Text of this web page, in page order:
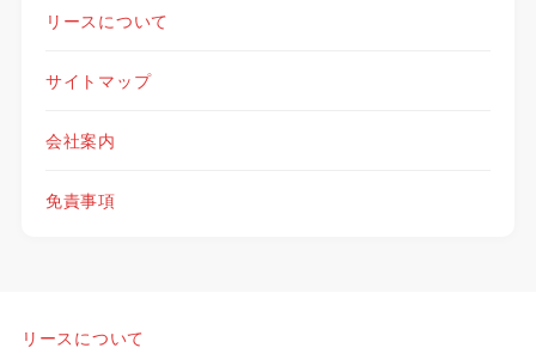
リースについて
サイトマップ
会社案内
免責事項
リースについて